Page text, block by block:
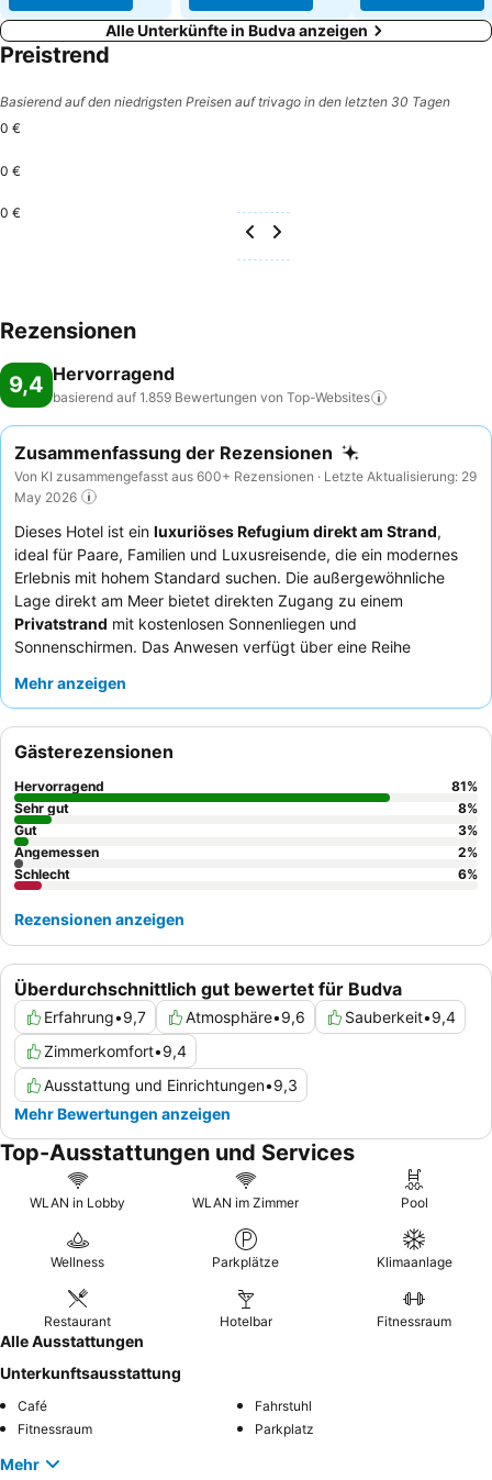
Alle Unterkünfte in Budva anzeigen
Preistrend
Basierend auf den niedrigsten Preisen auf trivago in den letzten 30 Tagen
0 €
0 €
0 €
Rezensionen
9,4 Hervorragend
basierend auf 1.859 Bewertungen von Top-Websites
Zusammenfassung der Rezensionen
Von KI zusammengefasst aus 600+ Rezensionen · Letzte Aktualisierung: 29
May 2026
Dieses Hotel ist ein luxuriöses Refugium direkt am Strand,
ideal für Paare, Familien und Luxusreisende, die ein modernes
Erlebnis mit hohem Standard suchen. Die außergewöhnliche
Lage direkt am Meer bietet direkten Zugang zu einem
Privatstrand mit kostenlosen Sonnenliegen und
Sonnenschirmen. Das Anwesen verfügt über eine Reihe
Bademöglichkeiten, darunter ein Pool auf dem Dach,
professionelle Personal, und das
Bewertungen für seine umfangreiche und vielfältige Auswahl.
Für einen wirklich entspannenden Aufenthalt mit malerischer
Aussicht sollten Sie ein Zimmer mit
buchen.
Mehr anzeigen
Überdurchschnittlich gut bewertet für Budva
Erfahrung•9,7 Atmosphäre•9,6 Sauberkeit•9,4
Zimmerkomfort•9,4
Ausstattung und Einrichtungen•9,3
Mehr Bewertungen anzeigen
Gästerezensionen
Hervorragend 81%
Sehr gut
8%
Gut
3%
Angemessen
2%
Schlecht
6%
Rezensionen anzeigen
Top-Ausstattungen und Services
WLAN in Lobby WLAN im Zimmer Pool
Wellness Parkplätze Klimaanlage
Restaurant Hotelbar Fitnessraum
Alle Ausstattungen
Unterkunftsausstattung
Café
Fahrstuhl
Fitnessraum
Parkplatz
Mehr